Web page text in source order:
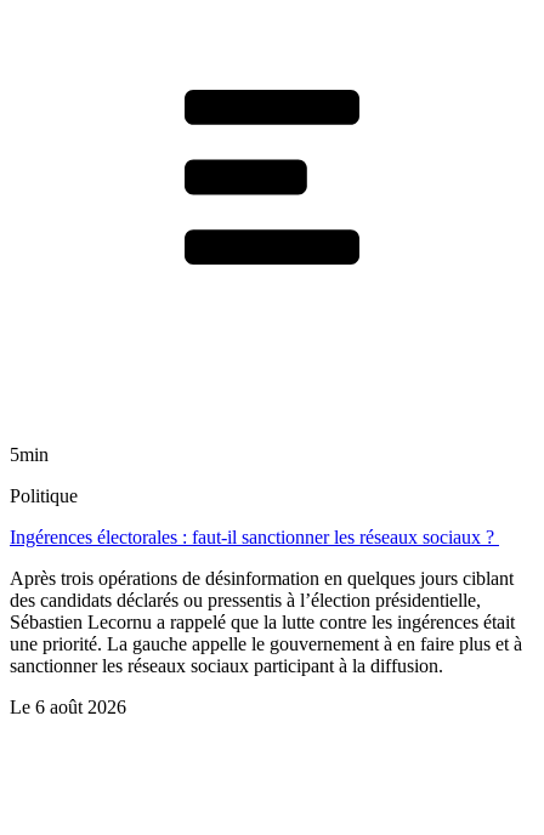
5min
Politique
Ingérences électorales : faut-il sanctionner les réseaux sociaux ?
Après trois opérations de désinformation en quelques jours ciblant
des candidats déclarés ou pressentis à l’élection présidentielle,
Sébastien Lecornu a rappelé que la lutte contre les ingérences était
une priorité. La gauche appelle le gouvernement à en faire plus et à
sanctionner les réseaux sociaux participant à la diffusion.
Le 6 août 2026